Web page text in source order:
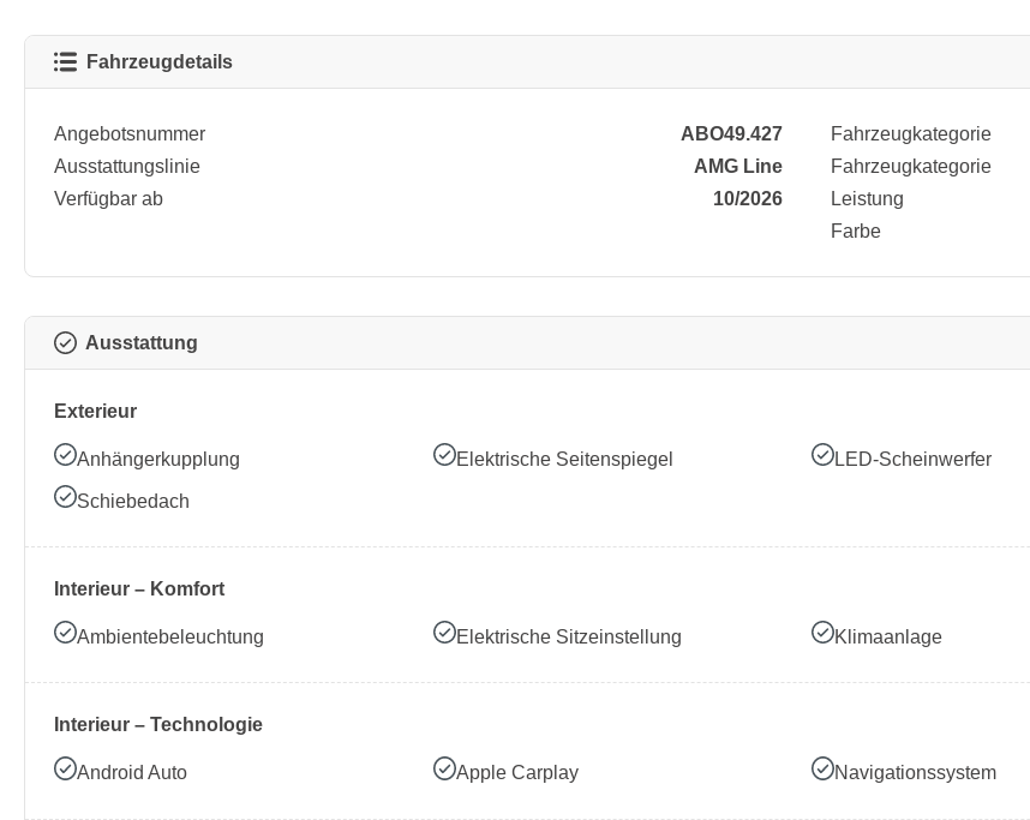
Fahrzeugdetails
Angebotsnummer
ABO49.427
Ausstattungslinie
AMG Line
Verfügbar ab
10/2026
Fahrzeugkategorie
Fahrzeugkategorie
Leistung
Farbe
Ausstattung
Exterieur
Anhängerkupplung Elektrische Seitenspiegel LED-Scheinwerfer
Schiebedach
Interieur – Komfort
Ambientebeleuchtung Elektrische Sitzeinstellung Klimaanlage
Interieur – Technologie
Android Auto Apple Carplay Navigationssystem